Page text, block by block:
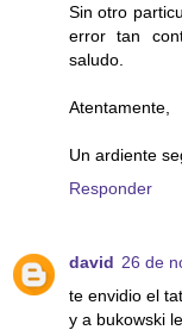
Sin otro
error tan
saludo.
Atentamente,
Un ardiente
Responder
david 26 de
te envidio el
y a bukowski